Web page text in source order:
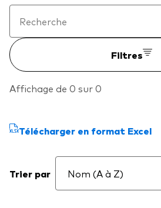
Fonds commun de placement
Obligations
Analyse de l'exposition
Contactez-nous
Filtres
Affichage de 0 sur 0
Télécharger en format Excel
Trier par